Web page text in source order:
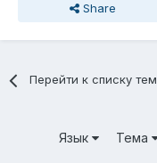
Share
Перейти к списку тем
Язык Тема